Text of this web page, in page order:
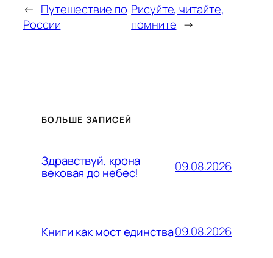
← Путешествие по
России
Рисуйте, читайте,
помните →
БОЛЬШЕ ЗАПИСЕЙ
Здравствуй, крона
вековая до небес! 09.08.2026
Книги как мост единства09.08.2026